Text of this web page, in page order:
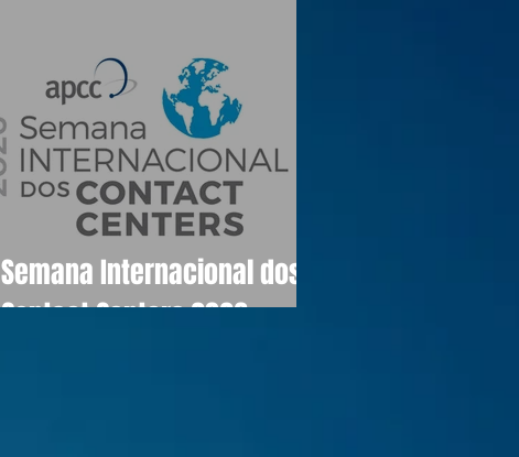
Semana Internacional dos
Contact Centers 2026